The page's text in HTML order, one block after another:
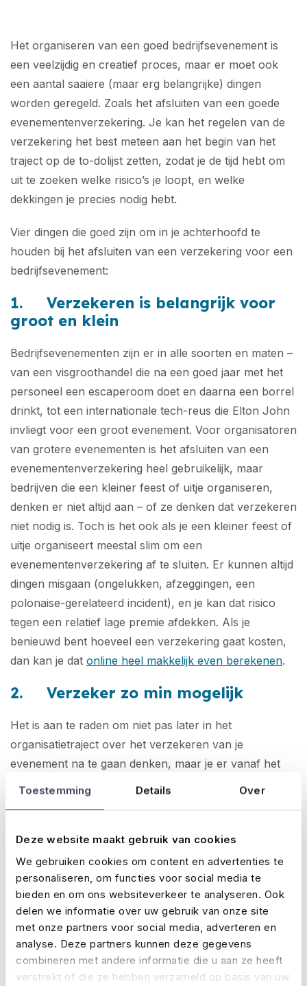
Toestemming Details Over
Deze website maakt gebruik van cookies
We gebruiken cookies om content en advertenties te
personaliseren, om functies voor social media te
bieden en om ons websiteverkeer te analyseren. Ook
delen we informatie over uw gebruik van onze site
met onze partners voor social media, adverteren en
analyse. Deze partners kunnen deze gegevens
combineren met andere informatie die u aan ze heeft
verstrekt of die ze hebben verzameld op basis van uw
Het organiseren van een goed bedrijfsevenement is
een veelzijdig en creatief proces, maar er moet ook
een aantal saaiere (maar erg belangrijke) dingen
worden geregeld. Zoals het afsluiten van een goede
evenementenverzekering. Je kan het regelen van de
verzekering het best meteen aan het begin van het
traject op de to-dolijst zetten, zodat je de tijd hebt om
uit te zoeken welke risico’s je loopt, en welke
dekkingen je precies nodig hebt.
Vier dingen die goed zijn om in je achterhoofd te
houden bij het afsluiten van een verzekering voor een
bedrijfsevenement:
1. Verzekeren is belangrijk voor
groot en klein
Bedrijfsevenementen zijn er in alle soorten en maten –
van een visgroothandel die na een goed jaar met het
personeel een escaperoom doet en daarna een borrel
drinkt, tot een internationale tech-reus die Elton John
invliegt voor een groot evenement. Voor organisatoren
van grotere evenementen is het afsluiten van een
evenementenverzekering heel gebruikelijk, maar
bedrijven die een kleiner feest of uitje organiseren,
denken er niet altijd aan – of ze denken dat verzekeren
niet nodig is. Toch is het ook als je een kleiner feest of
uitje organiseert meestal slim om een
evenementenverzekering af te sluiten. Er kunnen altijd
dingen misgaan (ongelukken, afzeggingen, een
polonaise-gerelateerd incident), en je kan dat risico
tegen een relatief lage premie afdekken. Als je
benieuwd bent hoeveel een verzekering gaat kosten,
dan kan je dat online heel makkelijk even berekenen.
2. Verzeker zo min mogelijk
Het is aan te raden om niet pas later in het
organisatietraject over het verzekeren van je
evenement na te gaan denken, maar je er vanaf het
begin bewust van te zijn. Het moet je doelstelling zijn
het begin veel gerichter gaan kijken naar de risico’s die
er zijn, en die risico’s zoveel mogelijk beperken. De
risico’s die dan overblijven moeten echt verzekerd
worden. Dus die draag je over aan de verzekeraar.
3. Bepaal wie verantwoordelijk is
voor de verzekering
Als een bedrijf een evenement laat organiseren door